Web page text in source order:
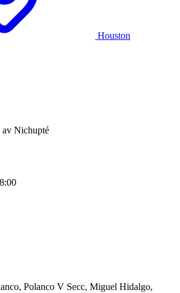
Houston
av Nichupté
Polanco V Secc, Miguel Hidalgo,